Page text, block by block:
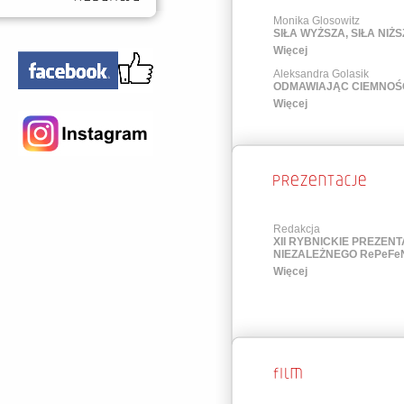
Monika Glosowitz
SIŁA WYŻSZA, SIŁA
Więcej
Aleksandra Golasik
ODMAWIAJĄC
Więcej
Redakcja
XII RYBNICKIE
NIEZALEŻNEGO
Więcej